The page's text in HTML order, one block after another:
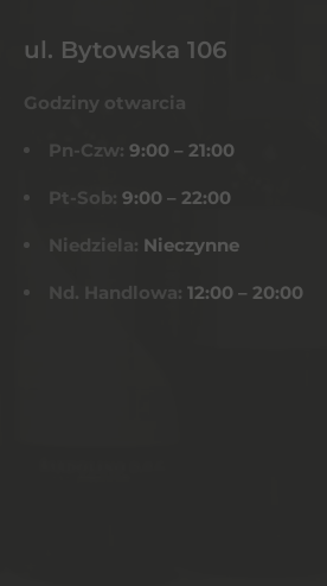
ul. Bytowska 106
Godziny otwarcia
Pn-Czw: 9:00 – 21:00
Pt-Sob: 9:00 – 22:00
Niedziela: Nieczynne
Nd. Handlowa: 12:00 – 20:00